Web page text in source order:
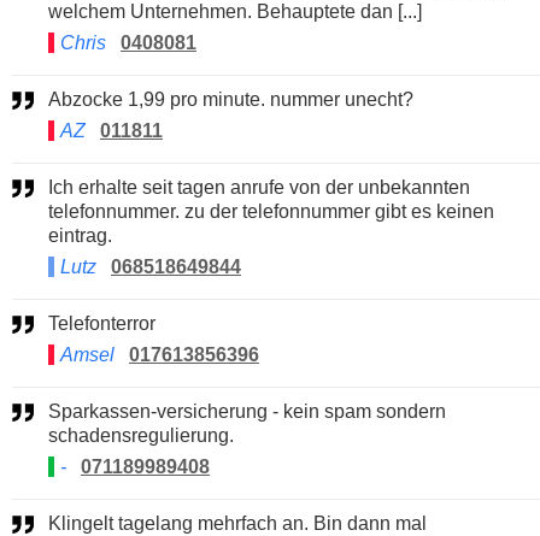
welchem Unternehmen. Behauptete dan [...]
Chris
0408081
Abzocke 1,99 pro minute. nummer unecht?
AZ
011811
telefonnummer. zu der telefonnummer gibt es keinen
eintrag.
Lutz
068518649844
Telefonterror
Amsel
017613856396
Sparkassen-versicherung - kein spam sondern
schadensregulierung.
-
071189989408
Klingelt tagelang mehrfach an. Bin dann mal